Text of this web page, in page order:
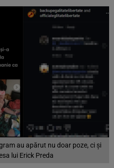
au apărut nu doar poze, ci și
lui Erick Preda